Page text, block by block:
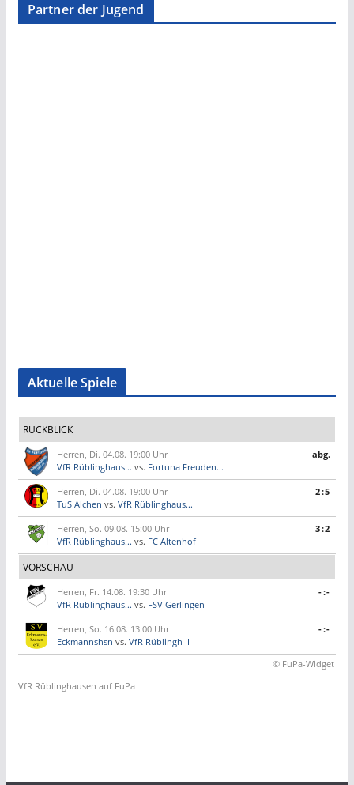
Partner der Jugend
Aktuelle Spiele
RÜCKBLICK
Herren, Di. 04.08. 19:00 Uhr
VfR Rüblinghaus... vs. Fortuna Freuden...
abg.
Herren, Di. 04.08. 19:00 Uhr
TuS Alchen vs. VfR Rüblinghaus...
2:5
Herren, So. 09.08. 15:00 Uhr
VfR Rüblinghaus... vs. FC Altenhof
3:2
VORSCHAU
Herren, Fr. 14.08. 19:30 Uhr
VfR Rüblinghaus... vs. FSV Gerlingen
-:-
Herren, So. 16.08. 13:00 Uhr
Eckmannshsn vs. VfR Rüblingh II
-:-
© FuPa-Widget
VfR Rüblinghausen auf FuPa